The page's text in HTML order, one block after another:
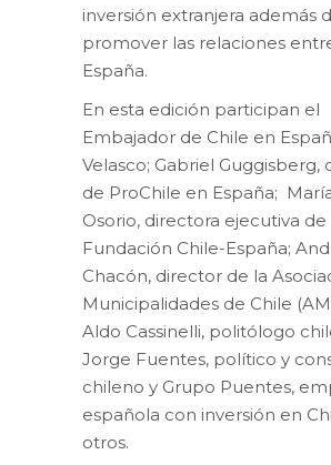
inversión extranjera además
promover las relaciones
España.
En esta edición participan el
Embajador de Chile en
Velasco; Gabriel Guggisberg,
de ProChile en España;
Osorio, directora ejecutiva de
Fundación Chile-España;
Chacón, director de la
Municipalidades de Chile
Aldo Cassinelli, politólogo
Jorge Fuentes, político y
chileno y Grupo Puentes,
española con inversión en
otros.